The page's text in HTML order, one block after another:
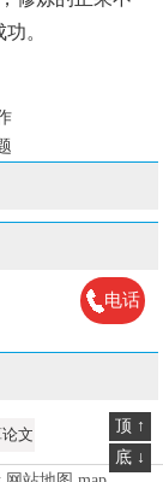
。
文
顶 ↑
底 ↓
电话